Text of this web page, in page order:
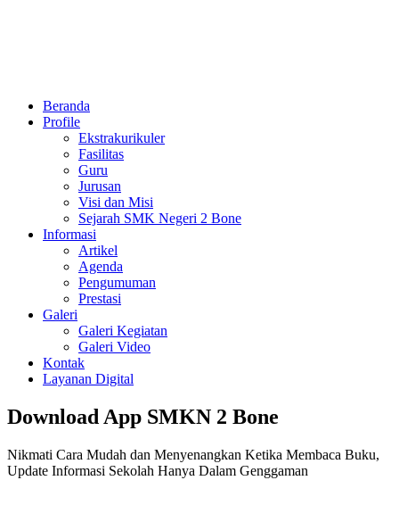
Beranda
Profile
Ekstrakurikuler
Fasilitas
Guru
Jurusan
Visi dan Misi
Sejarah SMK Negeri 2 Bone
Informasi
Artikel
Agenda
Pengumuman
Prestasi
Galeri
Galeri Kegiatan
Galeri Video
Kontak
Layanan Digital
Download App SMKN 2 Bone
Nikmati Cara Mudah dan Menyenangkan Ketika Membaca Buku,
Update Informasi Sekolah Hanya Dalam Genggaman